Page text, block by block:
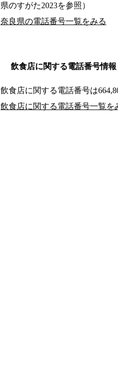
県のすがた2023を参照）
奈良県の電話番号一覧をみる
飲食店に関する電話番号情報
飲食店に関する電話番号は
飲食店に関する電話番号一覧を